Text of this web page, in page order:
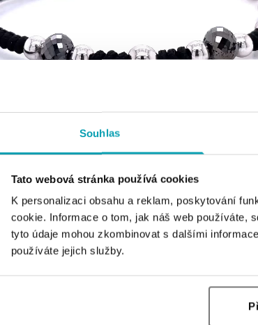
Souhlas
Tato webová stránka používá cookies
K personalizaci obsahu a reklam, poskytování
cookie. Informace o tom, jak náš web používáte,
tyto údaje mohou zkombinovat s dalšími
používáte jejich služby.
butiky